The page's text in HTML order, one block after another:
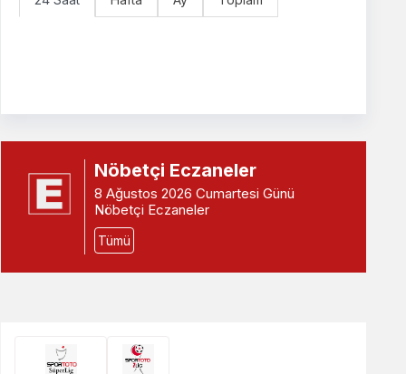
Nöbetçi Eczaneler
8 Ağustos 2026 Cumartesi Günü
Nöbetçi Eczaneler
Tümü